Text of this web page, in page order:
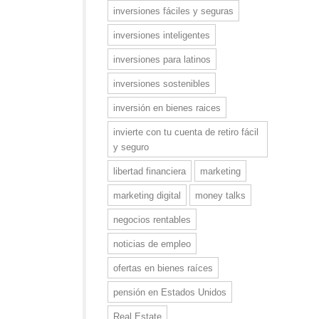
inversiones fáciles y seguras
inversiones inteligentes
inversiones para latinos
inversiones sostenibles
inversión en bienes raices
invierte con tu cuenta de retiro fácil
y seguro
libertad financiera marketing
marketing digital money talks
negocios rentables
noticias de empleo
ofertas en bienes raíces
pensión en Estados Unidos
Real Estate